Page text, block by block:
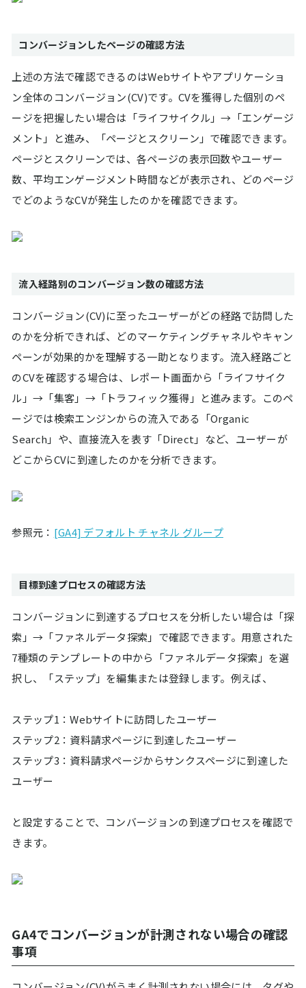
コンバージョンしたページの確認方法
上述の方法で確認できるのはWebサイトやアプリケーショ
ン全体のコンバージョン(CV)です。CVを獲得した個別のペ
ージを把握したい場合は「ライフサイクル」→「エンゲージ
メント」と進み、「ページとスクリーン」で確認できます。
ページとスクリーンでは、各ページの表示回数やユーザー
数、平均エンゲージメント時間などが表示され、どのページ
でどのようなCVが発生したのかを確認できます。
流入経路別のコンバージョン数の確認方法
コンバージョン(CV)に至ったユーザーがどの経路で訪問した
のかを分析できれば、どのマーケティングチャネルやキャン
ペーンが効果的かを理解する一助となります。流入経路ごと
のCVを確認する場合は、レポート画面から「ライフサイク
ル」→「集客」→「トラフィック獲得」と進みます。このペ
ージでは検索エンジンからの流入である「Organic
Search」や、直接流入を表す「Direct」など、ユーザーが
どこからCVに到達したのかを分析できます。
参照元： [GA4] デフォルト チャネル グループ
目標到達プロセスの確認方法
コンバージョンに到達するプロセスを分析したい場合は「探
索」→「ファネルデータ探索」で確認できます。用意された
7種類のテンプレートの中から「ファネルデータ探索」を選
択し、「ステップ」を編集または登録します。例えば、
ステップ1：Webサイトに訪問したユーザー
ステップ2：資料請求ページに到達したユーザー
ステップ3：資料請求ページからサンクスページに到達した
ユーザー
と設定することで、コンバージョンの到達プロセスを確認で
きます。
GA4でコンバージョンが計測されない場合の確認
事項